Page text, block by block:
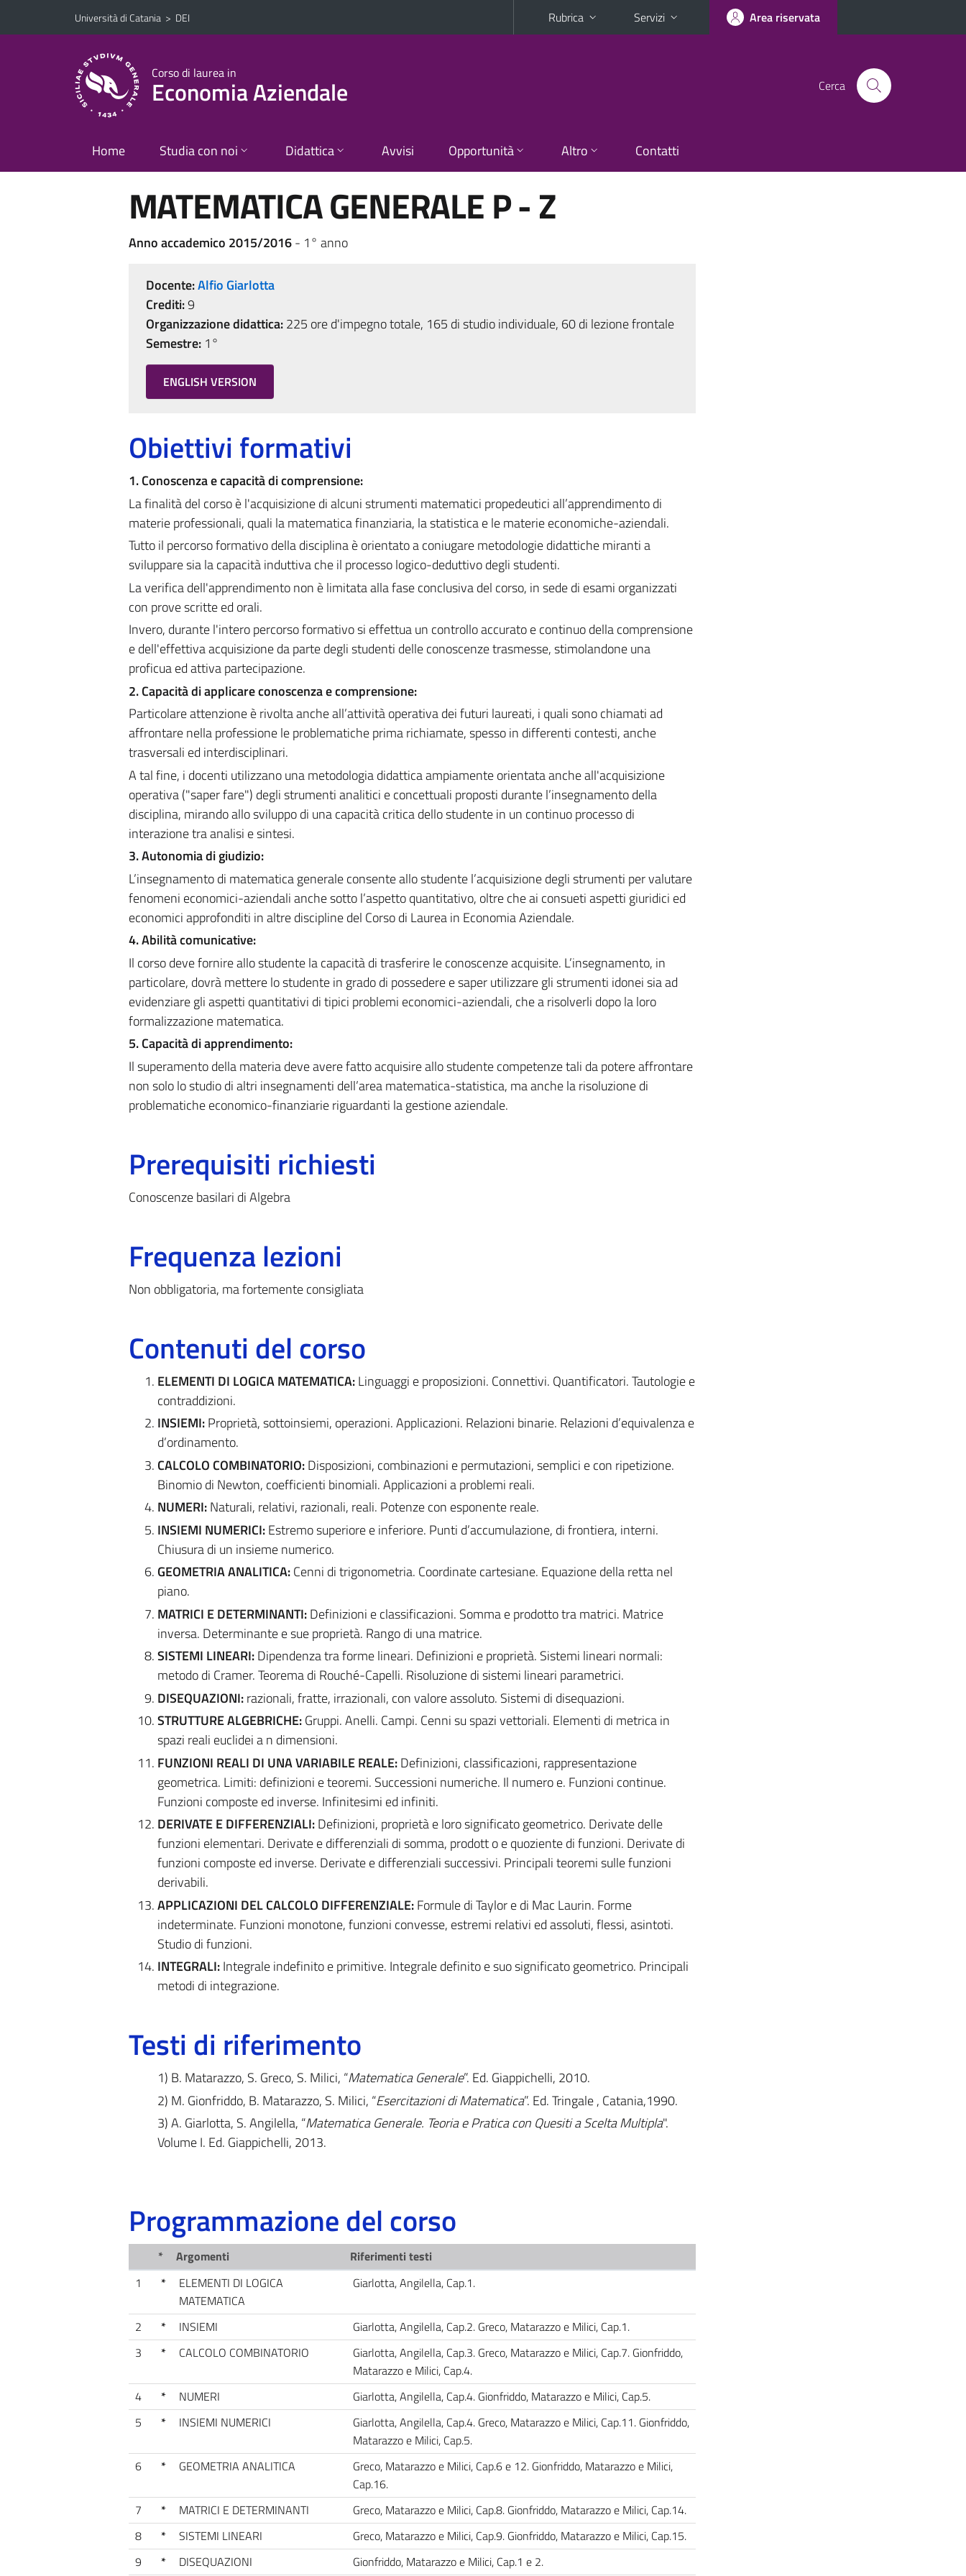
Vai al contenuto principale
Vai al menu di navigazione
Università di Catania > DEI Rubrica Servizi Area riservata
Corso di laurea in
Economia Aziendale Cerca
Home Studia con noi Didattica Avvisi Opportunità Altro Contatti
MATEMATICA GENERALE P - Z
Anno accademico 2015/2016- 1° anno
Docente:Alfio Giarlotta
Crediti:9
Organizzazione didattica:225 ore d'impegno totale, 165 di studio individuale, 60 di lezione frontale
Semestre:1°
ENGLISH VERSION
Obiettivi formativi
1. Conoscenza e capacità di comprensione:
La finalità del corso è l'acquisizione di alcuni strumenti matematici propedeutici all’apprendimento di
materie professionali, quali la matematica finanziaria, la statistica e le materie economiche-aziendali.
Tutto il percorso formativo della disciplina è orientato a coniugare metodologie didattiche miranti a
sviluppare sia la capacità induttiva che il processo logico-deduttivo degli studenti.
La verifica dell'apprendimento non è limitata alla fase conclusiva del corso, in sede di esami organizzati
con prove scritte ed orali.
Invero, durante l'intero percorso formativo si effettua un controllo accurato e continuo della comprensione
e dell'effettiva acquisizione da parte degli studenti delle conoscenze trasmesse, stimolandone una
proficua ed attiva partecipazione.
2. Capacità di applicare conoscenza e comprensione:
Particolare attenzione è rivolta anche all’attività operativa dei futuri laureati, i quali sono chiamati ad
affrontare nella professione le problematiche prima richiamate, spesso in differenti contesti, anche
trasversali ed interdisciplinari.
A tal fine, i docenti utilizzano una metodologia didattica ampiamente orientata anche all'acquisizione
operativa ("saper fare") degli strumenti analitici e concettuali proposti durante l’insegnamento della
disciplina, mirando allo sviluppo di una capacità critica dello studente in un continuo processo di
interazione tra analisi e sintesi.
3. Autonomia di giudizio:
L’insegnamento di matematica generale consente allo studente l’acquisizione degli strumenti per valutare
fenomeni economici-aziendali anche sotto l’aspetto quantitativo, oltre che ai consueti aspetti giuridici ed
economici approfonditi in altre discipline del Corso di Laurea in Economia Aziendale.
4. Abilità comunicative:
Il corso deve fornire allo studente la capacità di trasferire le conoscenze acquisite. L’insegnamento, in
particolare, dovrà mettere lo studente in grado di possedere e saper utilizzare gli strumenti idonei sia ad
evidenziare gli aspetti quantitativi di tipici problemi economici-aziendali, che a risolverli dopo la loro
formalizzazione matematica.
5. Capacità di apprendimento:
Il superamento della materia deve avere fatto acquisire allo studente competenze tali da potere affrontare
non solo lo studio di altri insegnamenti dell’area matematica-statistica, ma anche la risoluzione di
problematiche economico-finanziarie riguardanti la gestione aziendale.
Prerequisiti richiesti
Conoscenze basilari di Algebra
Frequenza lezioni
Non obbligatoria, ma fortemente consigliata
Contenuti del corso
ELEMENTI DI LOGICA MATEMATICA:Linguaggi e proposizioni. Connettivi. Quantificatori. Tautologie e
contraddizioni.
INSIEMI:Proprietà, sottoinsiemi, operazioni. Applicazioni. Relazioni binarie. Relazioni d’equivalenza e
d’ordinamento.
CALCOLO COMBINATORIO:Disposizioni, combinazioni e permutazioni, semplici e con ripetizione.
Binomio di Newton, coefficienti binomiali. Applicazioni a problemi reali.
NUMERI:Naturali, relativi, razionali, reali. Potenze con esponente reale.
INSIEMI NUMERICI:Estremo superiore e inferiore. Punti d’accumulazione, di frontiera, interni.
Chiusura di un insieme numerico.
GEOMETRIA ANALITICA:Cenni di trigonometria. Coordinate cartesiane. Equazione della retta nel
piano.
MATRICI E DETERMINANTI:Definizioni e classificazioni. Somma e prodotto tra matrici. Matrice
inversa. Determinante e sue proprietà. Rango di una matrice.
SISTEMI LINEARI:Dipendenza tra forme lineari. Definizioni e proprietà. Sistemi lineari normali:
metodo di Cramer. Teorema di Rouché-Capelli. Risoluzione di sistemi lineari parametrici.
DISEQUAZIONI:razionali, fratte, irrazionali, con valore assoluto. Sistemi di disequazioni.
STRUTTURE ALGEBRICHE:Gruppi. Anelli. Campi. Cenni su spazi vettoriali. Elementi di metrica in
spazi reali euclidei a n dimensioni.
FUNZIONI REALI DI UNA VARIABILE REALE:Definizioni, classificazioni, rappresentazione
geometrica. Limiti: definizioni e teoremi. Successioni numeriche. Il numero e. Funzioni continue.
Funzioni composte ed inverse. Infinitesimi ed infiniti.
DERIVATE E DIFFERENZIALI:Definizioni, proprietà e loro significato geometrico. Derivate delle
funzioni elementari. Derivate e differenziali di somma, prodott o e quoziente di funzioni. Derivate di
funzioni composte ed inverse. Derivate e differenziali successivi. Principali teoremi sulle funzioni
derivabili.
APPLICAZIONI DEL CALCOLO DIFFERENZIALE:Formule di Taylor e di Mac Laurin. Forme
indeterminate. Funzioni monotone, funzioni convesse, estremi relativi ed assoluti, flessi, asintoti.
Studio di funzioni.
INTEGRALI:Integrale indefinito e primitive. Integrale definito e suo significato geometrico. Principali
metodi di integrazione.
Testi di riferimento
1) B. Matarazzo, S. Greco, S. Milici, “Matematica Generale”. Ed. Giappichelli, 2010.
2) M. Gionfriddo, B. Matarazzo, S. Milici, “Esercitazioni di Matematica”. Ed. Tringale , Catania,1990.
3) A. Giarlotta, S. Angilella, “Matematica Generale. Teoria e Pratica con Quesiti a Scelta Multipla".
Volume I. Ed. Giappichelli, 2013.
Programmazione del corso
* Argomenti
Riferimenti testi
1
*
ELEMENTI DI LOGICA
MATEMATICA
Giarlotta, Angilella, Cap.1.
2 * INSIEMI
Giarlotta, Angilella, Cap.2. Greco, Matarazzo e Milici, Cap.1.
3
* CALCOLO COMBINATORIO
Giarlotta, Angilella, Cap.3. Greco, Matarazzo e Milici, Cap.7. Gionfriddo,
Matarazzo e Milici, Cap.4.
4
* NUMERI
Giarlotta, Angilella, Cap.4. Gionfriddo, Matarazzo e Milici, Cap.5.
5
* INSIEMI NUMERICI
Giarlotta, Angilella, Cap.4. Greco, Matarazzo e Milici, Cap.11. Gionfriddo,
Matarazzo e Milici, Cap.5.
6
* GEOMETRIA ANALITICA
Greco, Matarazzo e Milici, Cap.6 e 12. Gionfriddo, Matarazzo e Milici,
Cap.16.
7
* MATRICI E DETERMINANTI
Greco, Matarazzo e Milici, Cap.8. Gionfriddo, Matarazzo e Milici, Cap.14.
8
* SISTEMI LINEARI
Greco, Matarazzo e Milici, Cap.9. Gionfriddo, Matarazzo e Milici, Cap.15.
9
* DISEQUAZIONI Gionfriddo, Matarazzo e Milici, Cap.1 e 2.